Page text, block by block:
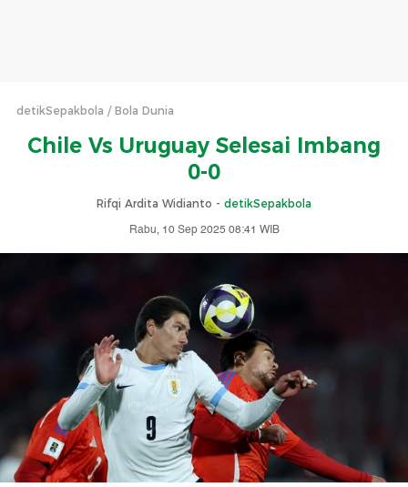
detikSepakbola Bola Dunia
Chile Vs Uruguay Selesai Imbang
0-0
Rifqi Ardita Widianto - detikSepakbola
Rabu, 10 Sep 2025 08:41 WIB